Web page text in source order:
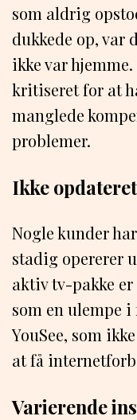
som aldrig
dukkede op, var
ikke var
kritiseret for at
manglede
problemer.
Ikke
Nogle kunder
stadig opererer
aktiv tv-pakke
som en ulempe
YouSee, som
at få
Varierende